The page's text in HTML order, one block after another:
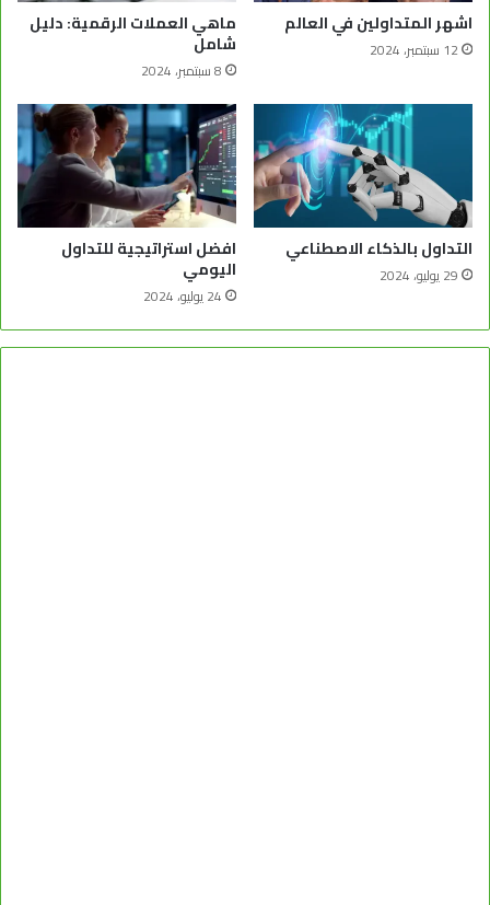
اشهر المتداولين في العالم
12 سبتمبر، 2024
ماهي العملات الرقمية: دليل
شامل
8 سبتمبر، 2024
التداول بالذكاء الاصطناعي
29 يوليو، 2024
افضل استراتيجية للتداول
اليومي
24 يوليو، 2024